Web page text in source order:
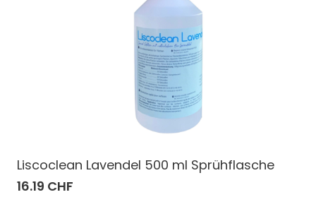
Liscoclean Lavendel 500 ml Sprühflasche
16.19 CHF